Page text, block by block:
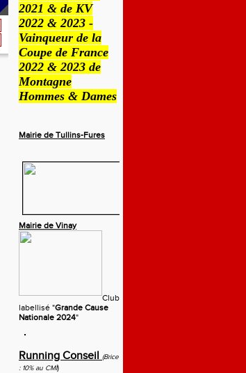
2021 & de KV
2022 & 2023 -
Vainqueur de la
Coupe de France
2022 & 2023 de
Montagne
Hommes & Dames
Mairie de Tullins-Fures
Mairie de Vinay
Club
labellisé "Grande Cause
Nationale 2024"
Running Conseil (Brice
: 10% au CMI)